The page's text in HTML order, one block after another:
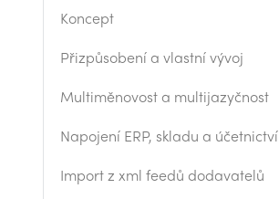
Koncept
Přizpůsobení a vlastní vývoj
Multiměnovost a multijazyčnost
Napojení ERP, skladu a účetnictví
Import z xml feedů dodavatelů